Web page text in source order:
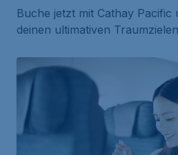
Buche jetzt mit Cathay Pacific
deinen ultimativen